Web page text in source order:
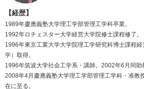
【経歴】
1989年慶應義塾大学理工学部管理工学科卒業。
1992年ロチェスター大学経営大学院修士課程修了。
1996年東京工業大学大学院理工学研究科博士課程
学）取得。
1996年筑波大学社会工学系・講師。2002年6月同助
2008年4月慶應義塾大学理工学部管理工学科・准教
在に至る。